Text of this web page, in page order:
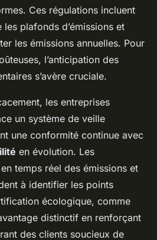
Ces régulations incluent
plafonds d’émissions et
les émissions annuelles. Pour
l’anticipation des
s’avère cruciale.
les entreprises
un système de veille
une conformité continue avec
en évolution. Les
temps réel des émissions et
à identifier les points
écologique, comme
distinctif en renforçant
des clients soucieux de